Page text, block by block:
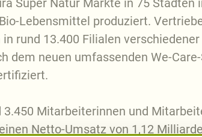
Super Natur Märkte in 75
Lebensmittel produziert.
rund 13.400 Filialen
dem neuen umfassenden We-
Mitarbeiterinnen und
Netto-Umsatz von 1,12